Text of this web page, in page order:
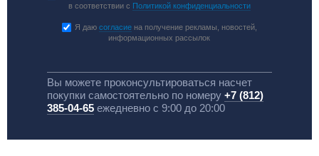
в соответствии с Политикой конфиденциальности
Я даю согласиена получение рекламы, новостей,
информационных рассылок
Вы можете проконсультироваться насчет
покупки самостоятельно по номеру +7 (812)
385-04-65ежедневно с 9:00 до 20:00